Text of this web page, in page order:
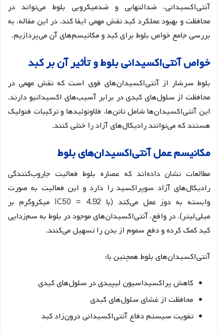
آنتی‌اکسیدانی، ضدالتهابی و ضدمیکروبی بلوط می‌تواند در
محافظت و بهبود عملکرد کبد نقش مهمی ایفا کند. در این مقاله، به
بررسی جامع خواص بلوط برای کبد و مکانیسم‌های آن می‌پردازیم.
خواصآنتیاکسیدانیبلوطوتأثیرآنبرکبد
بلوط سرشار از آنتی‌اکسیدان‌های قوی است که نقش مهمی در
محافظت از سلول‌های کبدی در برابر آسیب‌های اکسیداتیو دارند.
این آنتی‌اکسیدان‌ها شامل تانن‌ها، فلاونوئیدها و ترکیبات فنولیک
هستند که می‌توانند رادیکال‌های آزاد را خنثی کنند.
مکانیسمعملآنتیاکسیدانهایبلوط
مطالعات نشان داده‌اند که عصاره بلوط فعالیت جاروب‌کنندگی
رادیکال‌های آزاد سوپراکسید را دارد و این فعالیت به صورت
وابسته به دوز عمل می‌کند (با IC50 = 4.92 میکروگرم بر
میلی‌لیتر). در واقع، آنتی‌اکسیدان‌های موجود در بلوط به سم‌زدایی
کبد کمک کرده و دفع سموم از بدن را تسهیل می‌کنند.
آنتی‌اکسیدان‌های بلوط همچنین با:
کاهش پراکسیداسیون لیپیدی در سلول‌های کبدی
محافظت از غشای سلول‌های کبدی
تقویت سیستم دفاع آنتی‌اکسیدانی درون‌زاد کبد